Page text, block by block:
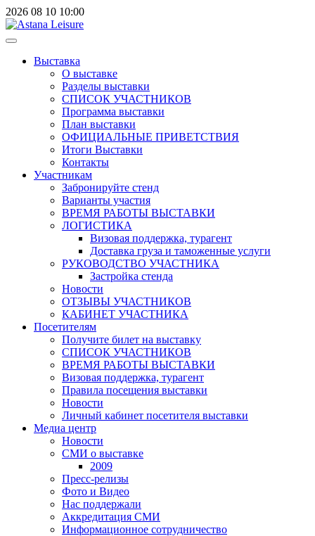
2026 08 10 10:00
Выставка
О выставке
Разделы выставки
СПИСОК УЧАСТНИКОВ
Программа выставки
План выставки
ОФИЦИАЛЬНЫЕ ПРИВЕТСТВИЯ
Итоги Выставки
Контакты
Участникам
Забронируйте стенд
Варианты участия
ВРЕМЯ РАБОТЫ ВЫСТАВКИ
ЛОГИСТИКА
Визовая поддержка, турагент
Доставка груза и таможенные услуги
РУКОВОДСТВО УЧАСТНИКА
Застройка стенда
Новости
ОТЗЫВЫ УЧАСТНИКОВ
КАБИНЕТ УЧАСТНИКА
Посетителям
Получите билет на выставку
СПИСОК УЧАСТНИКОВ
ВРЕМЯ РАБОТЫ ВЫСТАВКИ
Визовая поддержка, турагент
Правила посещения выставки
Новости
Личный кабинет посетителя выставки
Медиа центр
Новости
СМИ о выставке
2009
Пресс-релизы
Фото и Видео
Нас поддержали
Аккредитация СМИ
Информационное сотрудничество